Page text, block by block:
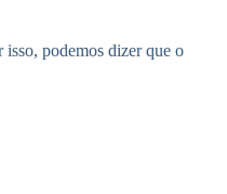
podemos dizer que o